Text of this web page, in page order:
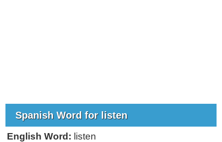
Spanish Word for listen
English Word: listen